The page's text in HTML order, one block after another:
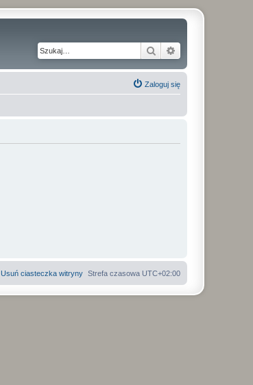
Szukaj
Zaloguj się
Strefa czasowa UTC+02:00
Usuń ciasteczka witryny